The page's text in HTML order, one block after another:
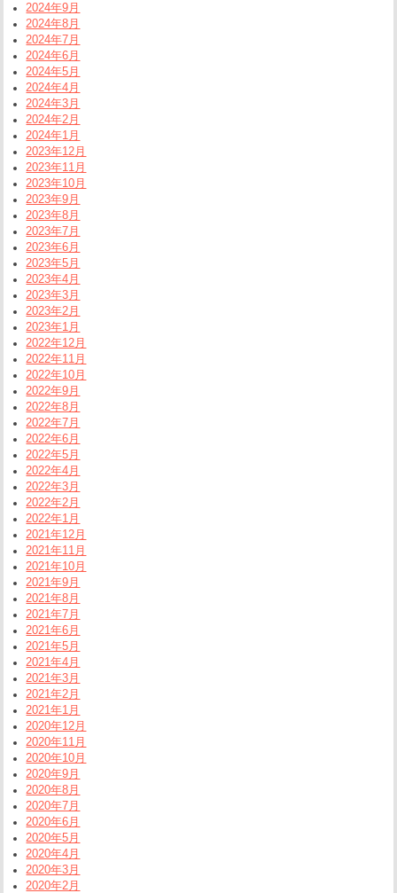
2024年9月
2024年8月
2024年7月
2024年6月
2024年5月
2024年4月
2024年3月
2024年2月
2024年1月
2023年12月
2023年11月
2023年10月
2023年9月
2023年8月
2023年7月
2023年6月
2023年5月
2023年4月
2023年3月
2023年2月
2023年1月
2022年12月
2022年11月
2022年10月
2022年9月
2022年8月
2022年7月
2022年6月
2022年5月
2022年4月
2022年3月
2022年2月
2022年1月
2021年12月
2021年11月
2021年10月
2021年9月
2021年8月
2021年7月
2021年6月
2021年5月
2021年4月
2021年3月
2021年2月
2021年1月
2020年12月
2020年11月
2020年10月
2020年9月
2020年8月
2020年7月
2020年6月
2020年5月
2020年4月
2020年3月
2020年2月